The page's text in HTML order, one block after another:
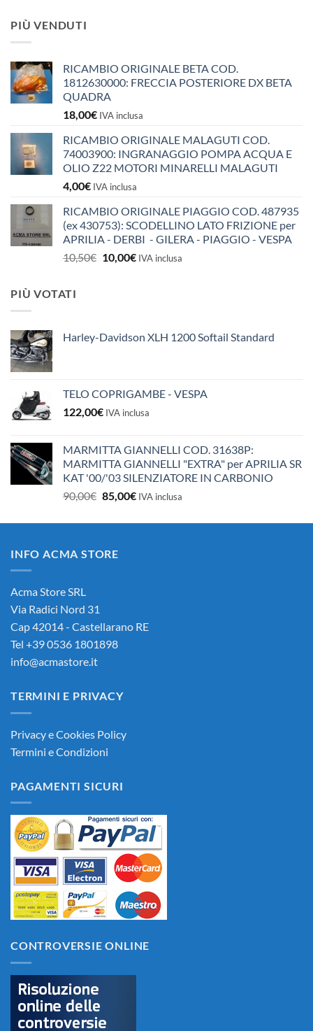
PIÙ VENDUTI
RICAMBIO ORIGINALE BETA COD.
1812630000: FRECCIA POSTERIORE DX BETA
QUADRA
18,00€ IVA inclusa
RICAMBIO ORIGINALE MALAGUTI COD.
74003900: INGRANAGGIO POMPA ACQUA E
OLIO Z22 MOTORI MINARELLI MALAGUTI
4,00€ IVA inclusa
RICAMBIO ORIGINALE PIAGGIO COD. 487935
(ex 430753): SCODELLINO LATO FRIZIONE per
APRILIA - DERBI - GILERA - PIAGGIO - VESPA
10,50€ Il
10,00€IlIVA inclusa
PIÙ VOTATI
Harley-Davidson XLH 1200 Softail Standard
TELO COPRIGAMBE - VESPA
122,00€ IVA inclusa
MARMITTA GIANNELLI COD. 31638P:
MARMITTA GIANNELLI "EXTRA" per APRILIA SR
KAT '00/'03 SILENZIATORE IN CARBONIO
90,00€ Il
originale
90,00€.
85,00€Il
attuale
IVA inclusa
INFO ACMA STORE
Acma Store SRL
Via Radici Nord 31
Cap 42014 - Castellarano RE
Tel +39 0536 1801898
info@acmastore.it
TERMINI E PRIVACY
Privacy e Cookies Policy
Termini e Condizioni
PAGAMENTI SICURI
CONTROVERSIE ONLINE